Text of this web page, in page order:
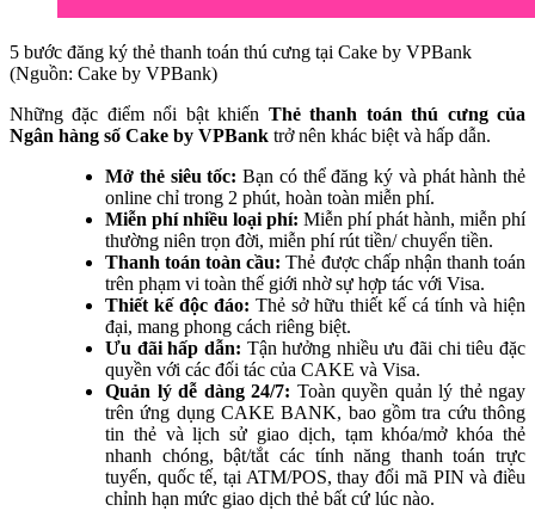
5 bước đăng ký thẻ thanh toán thú cưng tại Cake by VPBank
(Nguồn: Cake by VPBank)
Những đặc điểm nổi bật khiến Thẻ thanh toán thú cưng của
Ngân hàng số Cake by VPBank trở nên khác biệt và hấp dẫn.
Mở thẻ siêu tốc: Bạn có thể đăng ký và phát hành thẻ
online chỉ trong 2 phút, hoàn toàn miễn phí.
Miễn phí nhiều loại phí: Miễn phí phát hành, miễn phí
thường niên trọn đời, miễn phí rút tiền/ chuyển tiền.
Thanh toán toàn cầu:Thẻ được chấp nhận thanh toán
trên phạm vi toàn thế giới nhờ sự hợp tác với Visa.
Thiết kế độc đáo: Thẻ sở hữu thiết kế cá tính và hiện
đại, mang phong cách riêng biệt.
Ưu đãi hấp dẫn: Tận hưởng nhiều ưu đãi chi tiêu đặc
quyền với các đối tác của CAKE và Visa.
Quản lý dễ dàng 24/7: Toàn quyền quản lý thẻ ngay
trên ứng dụng CAKE BANK, bao gồm tra cứu thông
tin thẻ và lịch sử giao dịch, tạm khóa/mở khóa thẻ
nhanh chóng, bật/tắt các tính năng thanh toán trực
tuyến, quốc tế, tại ATM/POS, thay đổi mã PIN và điều
chỉnh hạn mức giao dịch thẻ bất cứ lúc nào.